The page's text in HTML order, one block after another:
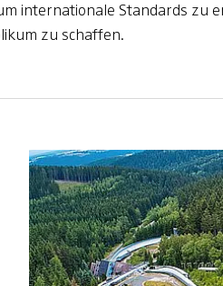
internationale Standards zu
zu schaffen.